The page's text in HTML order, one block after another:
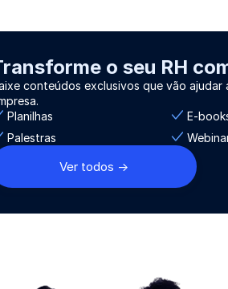
o seu RH
conteúdos exclusivos que vão ajudar
Planilhas
E-
Palestras
Ver todos ->